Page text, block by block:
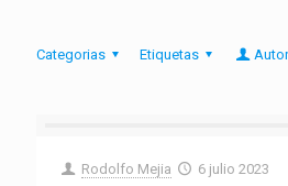
Categorias Etiquetas
Rodolfo Mejia 6 julio 2023